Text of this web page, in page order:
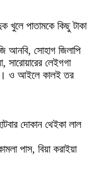
পাতামকে কিছু টাকা
আনবি, সোহাগ জিলাপি
লেইগগা
ও আইলে কালই তর
দোকান থেইকা লাল
পাস, বিয়া করাইয়া